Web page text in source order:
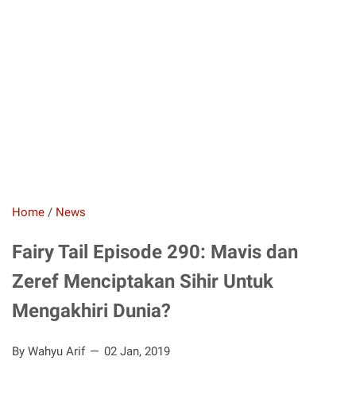
Home / News
Fairy Tail Episode 290: Mavis dan
Zeref Menciptakan Sihir Untuk
Mengakhiri Dunia?
By Wahyu Arif 02 Jan, 2019